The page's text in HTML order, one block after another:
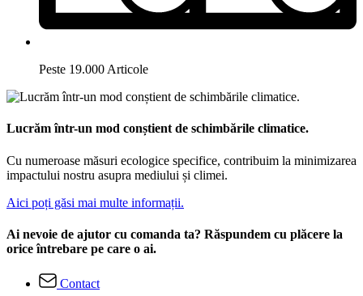
Peste 19.000 Articole
Lucrăm într-un mod conștient de schimbările climatice.
Cu numeroase măsuri ecologice specifice, contribuim la minimizarea
impactului nostru asupra mediului și climei.
Aici poți găsi mai multe informații.
Ai nevoie de ajutor cu comanda ta? Răspundem cu plăcere la
orice întrebare pe care o ai.
Contact